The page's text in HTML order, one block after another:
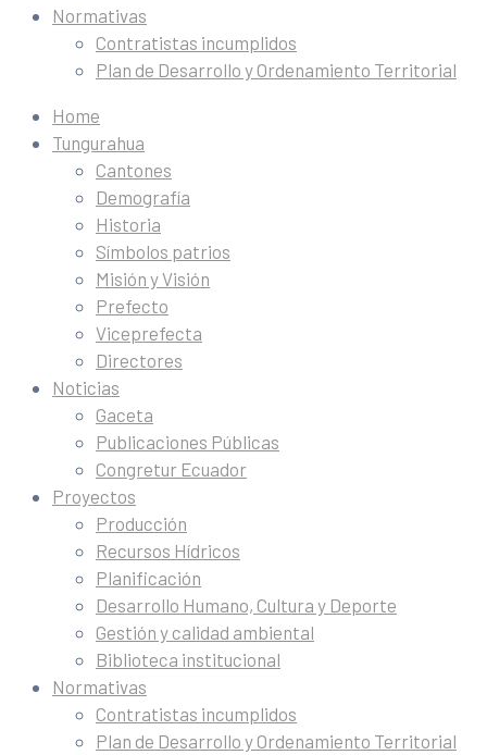
Normativas
Contratistas incumplidos
Plan de Desarrollo y Ordenamiento Territorial
Home
Tungurahua
Cantones
Demografía
Historia
Símbolos patrios
Misión y Visión
Prefecto
Viceprefecta
Directores
Noticias
Gaceta
Publicaciones Públicas
Congretur Ecuador
Proyectos
Producción
Recursos Hídricos
Planificación
Desarrollo Humano, Cultura y Deporte
Gestión y calidad ambiental
Biblioteca institucional
Normativas
Contratistas incumplidos
Plan de Desarrollo y Ordenamiento Territorial